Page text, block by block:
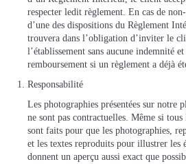
respecter ledit règlement. En cas de
d’une des dispositions du Règlement
trouvera dans l’obligation d’inviter le
l’établissement sans aucune indemnité
remboursement si un règlement a déjà
Responsabilité
Les photographies présentées sur notre
ne sont pas contractuelles. Même si
sont faits pour que les photographies,
et les textes reproduits pour illustrer les
donnent un aperçu aussi exact que